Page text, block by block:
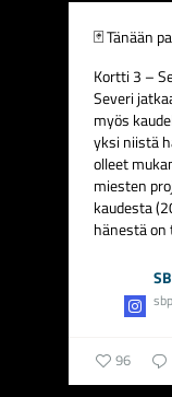
🃏 Tänään
Kortti 3 –
Severi
myös
yksi niistä
olleet
miesten
kaudesta
hänestä on
96